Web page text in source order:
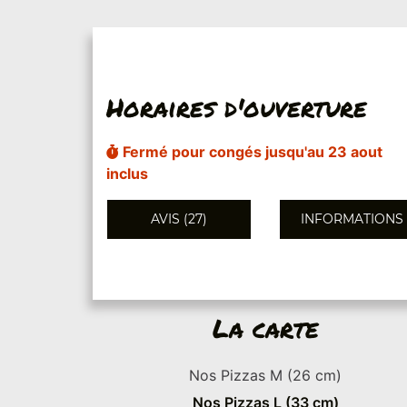
Horaires d'ouverture
Fermé pour congés jusqu'au 23 aout
inclus
AVIS (27) INFORMATIONS
La carte
Nos Pizzas M (26 cm)
Nos Pizzas L (33 cm)